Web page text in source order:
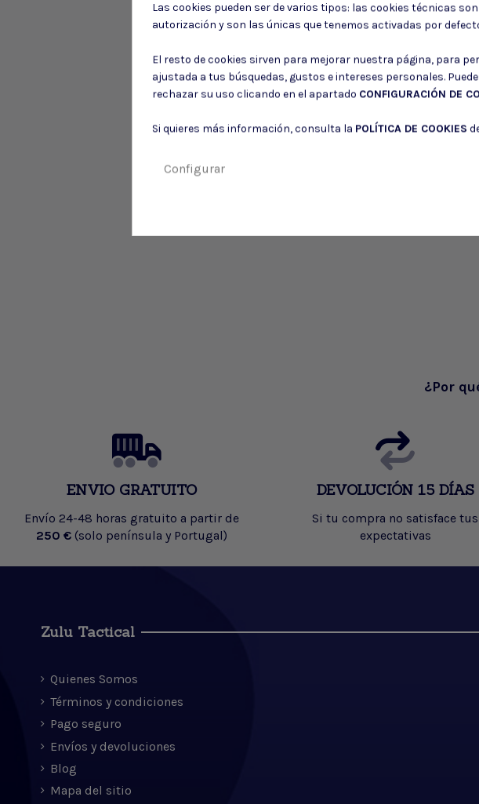
Consiento el uso de
¿Por
ENVIO GRATUITO
Envío 24-48 horas gratuito a partir de
250 € (solo península y Portugal)
DEVOLUCIÓN 15 DÍAS
Si tu compra no satisface tus
expectativas
Zulu Tactical
Quienes Somos
Términos y condiciones
Pago seguro
Envíos y devoluciones
Blog
Mapa del sitio
Las cookies pueden ser de varios tipos: las cookies técnicas
autorización y son las únicas que tenemos activadas por
El resto de cookies sirven para mejorar nuestra página, para
ajustada a tus búsquedas, gustos e intereses personales.
rechazar su uso clicando en el apartado CONFIGURACIÓN DE
Si quieres más información, consulta la POLÍTICA DE COOKIES
Configurar